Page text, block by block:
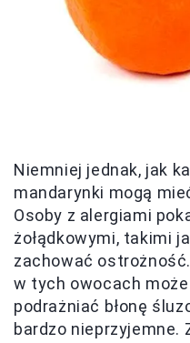
Niemniej jednak, jak
mandarynki mogą
Osoby z alergiami
żołądkowymi, takimi
zachować
w tych owocach
podrażniać błonę
bardzo nieprzyjemne.